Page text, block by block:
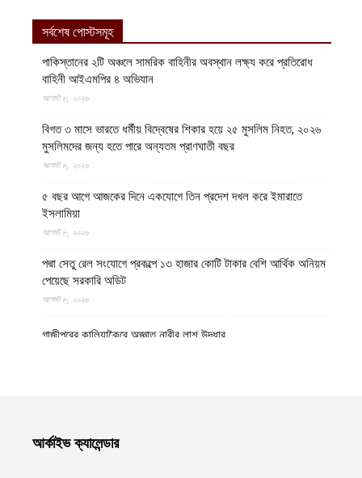
সর্বশেষ পোস্টসমূহ
পাকিস্তানের ২টি অঞ্চলে সামরিক বাহিনীর অবস্থান লক্ষ্য করে প্রতিরোধ
বাহিনী আইএমপির ৪ অভিযান
আগস্ট ৮, ২০২৬
বিগত ৩ মাসে ভারতে ধর্মীয় বিদ্বেষের শিকার হয়ে ২৫ মুসলিম নিহত, ২০২৬
মুসলিমদের জন্য হতে পারে অন্যতম প্রাণঘাতী বছর
আগস্ট ৮, ২০২৬
৫ বছর আগে আজকের দিনে একযোগে তিন প্রদেশ দখল করে ইমারাতে
ইসলামিয়া
আগস্ট ৮, ২০২৬
পদ্মা সেতু রেল সংযোগে প্রকল্পে ১৩ হাজার কোটি টাকার বেশি আর্থিক অনিয়ম
পেয়েছে সরকারি অডিট
আগস্ট ৮, ২০২৬
গাজীপুরের কালিয়াকৈরে অজ্ঞাত নারীর লাশ উদ্ধার
হেলমান্দে বিপুল পরিমাণ অবৈধ অস্ত্র ও সামরিক সরঞ্জাম জব্দ করেছে ইমারাতে
আর্কাইভ ক্যালেন্ডার